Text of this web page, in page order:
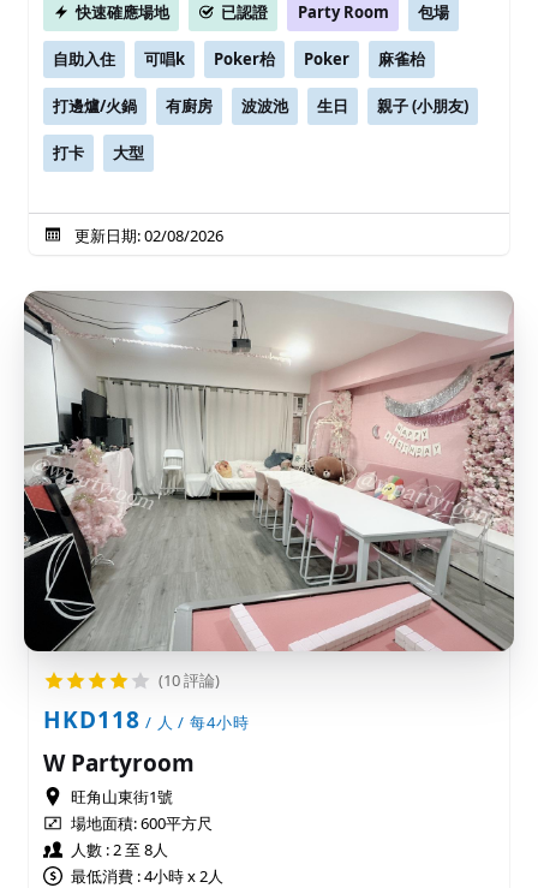
快速確應場地
已認證 Party Room 包場
自助入住 可唱k Poker枱 Poker 麻雀枱
打邊爐/火鍋 有廚房 波波池 生日 親子 (小朋友)
打卡 大型
更新日期: 02/08/2026
(10 評論)
HKD118 / 人 / 每4小時
W Partyroom
旺角山東街1號
場地面積:600平方尺
人數 : 2 至 8人
最低消費 : 4小時 x 2人